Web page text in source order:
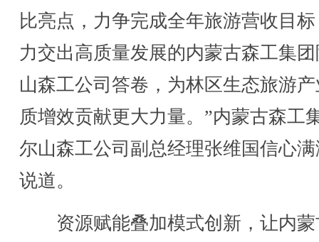
比亮点，力争完成全年旅游营收目
力交出高质量发展的内蒙古森工集
山森工公司答卷，为林区生态旅游
质增效贡献更大力量。”内蒙古森工
尔山森工公司副总经理张维国信心
说道。
资源赋能叠加模式创新，让内蒙